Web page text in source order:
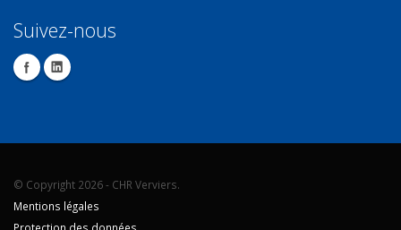
Suivez-nous
© Copyright 2026 - CHR Verviers.
Mentions légales
Protection des données